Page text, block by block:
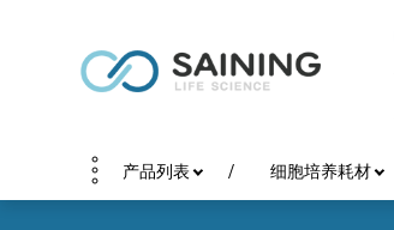
产品列表 细胞培养耗材